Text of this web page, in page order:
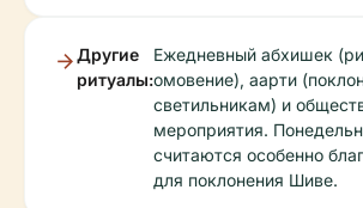
Другие
ритуалы:
Ежедневный абхишек
омовение), аарти
светильникам) и
мероприятия.
считаются особенно
для поклонения Шиве.